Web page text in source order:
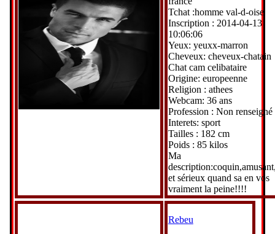
Tchat :homme val-d-oise
Inscription : 2014-04-13
10:06:06
Yeux: yeuxx-marron
Cheveux: cheveux-chatain
Chat cam celibataire
Origine: europeenne
Religion : athees
Webcam: 36 ans
Profession : Non renseigné
Interets: sport
Tailles : 182 cm
Poids : 85 kilos
Ma
et sérieux quand sa en vos
vraiment la peine!!!!
Rebeu